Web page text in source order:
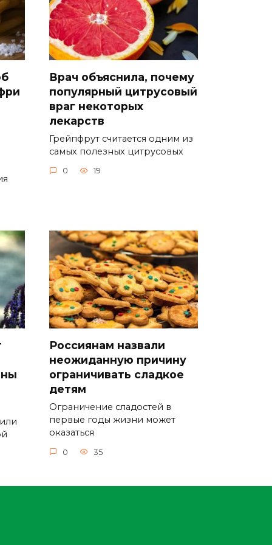
Врач объяснила, почему
популярный цитрусовый
враг некоторых
лекарств
Грейпфрут считается одним из
самых полезных цитрусовых
0 19
Россиянам назвали
неожиданную причину
ограничивать сладкое
детям
Ограничение сладостей в
первые годы жизни может
оказаться
0 35